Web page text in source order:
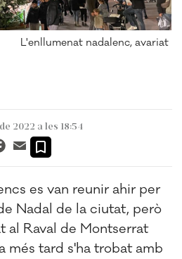
L'enllumenat nadalenc, avariat
2022 a les 18:54
Facebook
Email
es van reunir ahir per
Nadal de la ciutat, però
al Raval de Montserrat
més tard s'ha trobat amb